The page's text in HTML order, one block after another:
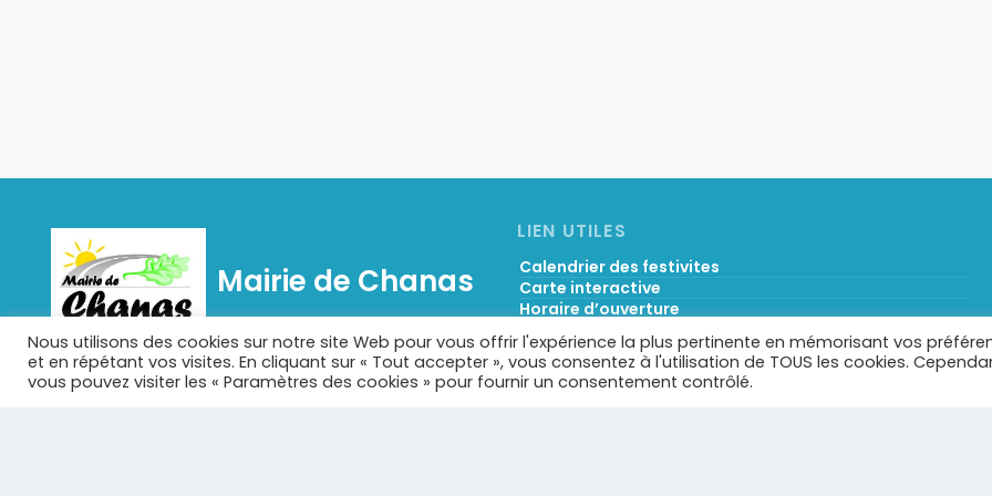
Mairie de Chanas
Chanas est une commune française située dans le
département de l'Isère en région Auvergne-Rhône-
LIEN UTILES
Calendrier des festivites
Carte interactive
Horaire d’ouverture
Services municipaux & liens utiles
Démarches administratives
Portail famille
Nous utilisons des cookies sur notre site Web pour vous offrir l'expérience la plus pertinente en mémorisant vos
et en répétant vos visites. En cliquant sur « Tout accepter », vous consentez à l'utilisation de TOUS les cookies.
vous pouvez visiter les « Paramètres des cookies » pour fournir un consentement contrôlé.